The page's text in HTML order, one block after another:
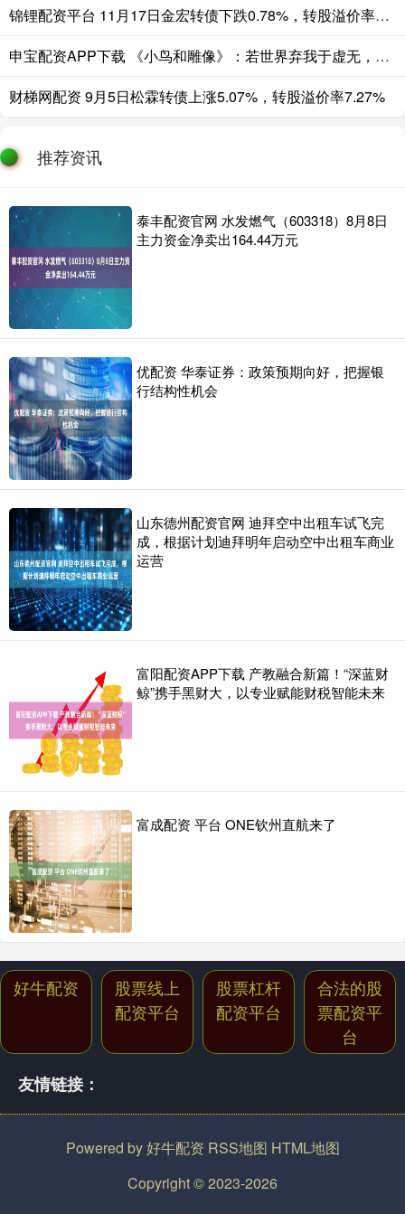
锦锂配资平台 11月17日金宏转债下跌0.78%，转股溢价率25.83%
申宝配资APP下载 《小鸟和雕像》：若世界弃我于虚无，我将自赋价值
财梯网配资 9月5日松霖转债上涨5.07%，转股溢价率7.27%
推荐资讯
泰丰配资官网 水发燃气（603318）8月8日
主力资金净卖出164.44万元
优配资 华泰证券：政策预期向好，把握银
行结构性机会
山东德州配资官网 迪拜空中出租车试飞完
成，根据计划迪拜明年启动空中出租车商业
运营
富阳配资APP下载 产教融合新篇！“深蓝财
鲸”携手黑财大，以专业赋能财税智能未来
富成配资 平台 ONE钦州直航来了
好牛配资
股票线上
配资平台
股票杠杆
配资平台
合法的股
票配资平
台
友情链接：
Powered by好牛配资 RSS地图 HTML地图
Copyright© 2023-2026